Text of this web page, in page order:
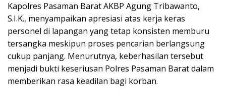
Kapolres Pasaman Barat AKBP Agung Tribawanto,
S.I.K., menyampaikan apresiasi atas kerja keras
personel di lapangan yang tetap konsisten memburu
tersangka meskipun proses pencarian berlangsung
cukup panjang. Menurutnya, keberhasilan tersebut
menjadi bukti keseriusan Polres Pasaman Barat dalam
memberikan rasa keadilan bagi korban.